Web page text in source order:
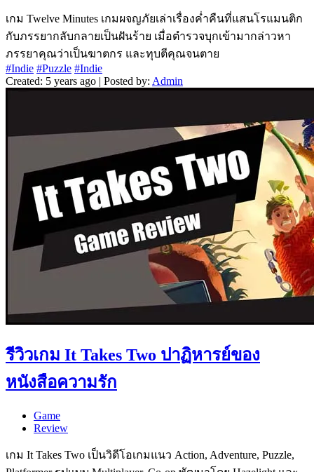
เกม Twelve Minutes เกมผจญภัยเล่าเรื่องค่ำคืนที่แสนโรแมนติก
กับภรรยากลับกลายเป็นฝันร้าย เมื่อตำรวจบุกเข้ามากล่าวหา
ภรรยาคุณว่าเป็นฆาตกร และทุบตีคุณจนตาย
#Indie #Puzzle #Indie
Created: 5 years ago | Posted by: Admin
รีวิวเกม It Takes Two ปาฏิหารย์ของ
หนังสือความรัก
Game
Review
เกม It Takes Two เป็นวิดีโอเกมแนว Action, Adventure, Puzzle,